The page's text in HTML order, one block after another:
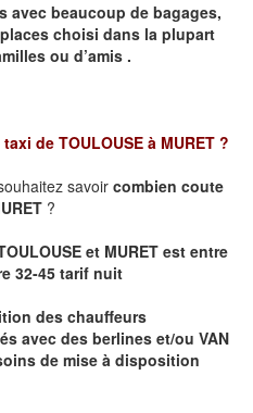
avec beaucoup de bagages,
choisi dans la plupart
ou d’amis .
taxi de TOULOUSE à MURET ?
savoir combien coute
?
et MURET est entre
32-45 tarif nuit
des chauffeurs
avec des berlines et/ou VAN
de mise à disposition